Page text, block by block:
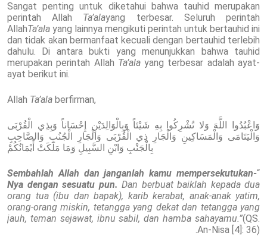
Sangat penting untuk diketahui bahwa tauhid merupakan
perintah Allah Ta’alayang terbesar. Seluruh perintah
AllahTa’ala yang lainnya mengikuti perintah untuk bertauhid ini
dan tidak akan bermanfaat kecuali dengan bertauhid terlebih
dahulu. Di antara bukti yang menunjukkan bahwa tauhid
merupakan perintah Allah Ta’alayang terbesar adalah ayat-
ayat berikut ini.
Allah Ta’ala berfirman,
وَاعْبُدُوا اللَّهَ وَلا تُشْرِكُوا بِهِ شَيْئاً وَبِالْوَالِدَيْنِ إِحْسَاناً وَبِذِي الْقُرْبَى
وَالْيَتَامَى وَالْمَسَاكِينِ وَالْجَارِ ذِي الْقُرْبَى وَالْجَارِ الْجُنُبِ وَالصَّاحِبِ
بِالْجَنْبِ وَابْنِ السَّبِيلِ وَمَا مَلَكَتْ أَيْمَانُكُمْ
“
Sembahlah Allah dan janganlah kamu mempersekutukan-
Nya dengan sesuatu pun. Dan berbuat baiklah kepada dua
orang tua (ibu dan bapak), karib kerabat, anak-anak yatim,
orang-orang miskin, tetangga yang dekat dan tetangga yang
jauh, teman sejawat, ibnu sabil, dan hamba sahayamu.”(QS.
An-Nisa [4]: 36).